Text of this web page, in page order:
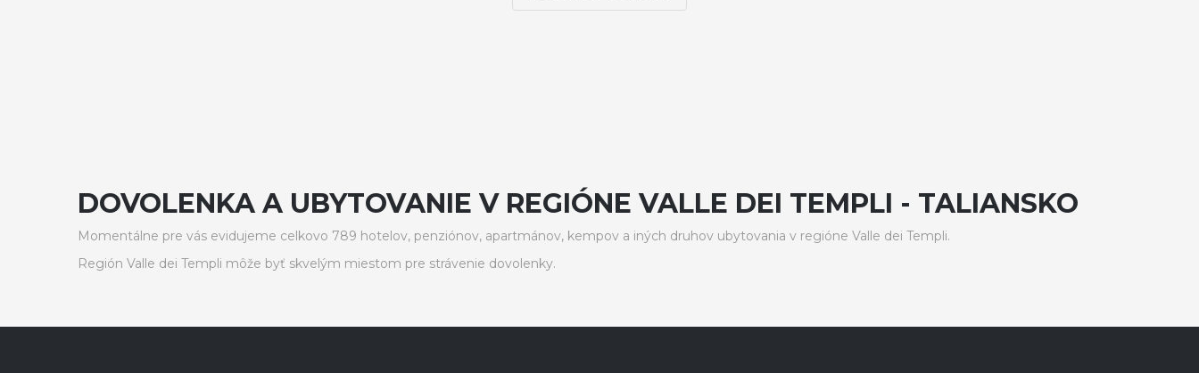
DOVOLENKA A UBYTOVANIE V REGIÓNE VALLE DEI TEMPLI - TALIANSKO
Momentálne pre vás evidujeme celkovo 789 hotelov, penziónov, apartmánov, kempov a iných druhov ubytovania v regióne Valle dei Templi.
Región Valle dei Templi môže byť skvelým miestom pre strávenie dovolenky.